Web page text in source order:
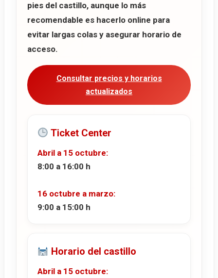
pies del castillo, aunque lo más
recomendable es hacerlo online para
evitar largas colas y asegurar horario de
acceso.
Consultar precios y horarios
actualizados
Ticket Center
Abril a 15 octubre:
8:00 a 16:00 h
16 octubre a marzo:
9:00 a 15:00 h
Horario del castillo
Abril a 15 octubre: